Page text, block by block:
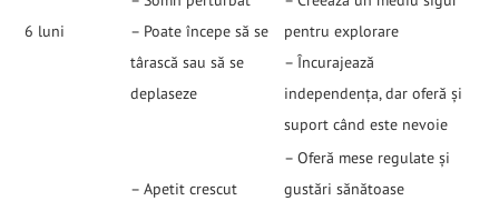
6 luni
– Poate începe să se
târască sau să se
deplaseze
pentru explorare
– Încurajează
independența, dar oferă și
suport când este nevoie
– Apetit crescut
– Oferă mese regulate și
gustări sănătoase